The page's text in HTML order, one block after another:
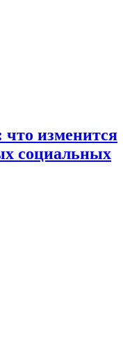
изменится
социальных